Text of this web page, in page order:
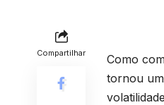
Compartilhar
Como
tornou